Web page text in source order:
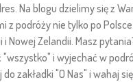
Na blogu dzielimy się z
z podróży nie tylko po
i Nowej Zelandii. Masz
i wyjechać w
do zakładki "O Nas" i wahaj